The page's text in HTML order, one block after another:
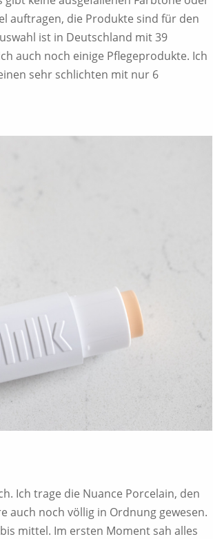
auftragen, die Produkte sind für den
ist in Deutschland mit 39
auch noch einige Pflegeprodukte. Ich
sehr schlichten mit nur 6
Ich trage die Nuance Porcelain, den
auch noch völlig in Ordnung gewesen.
mittel. Im ersten Moment sah alles